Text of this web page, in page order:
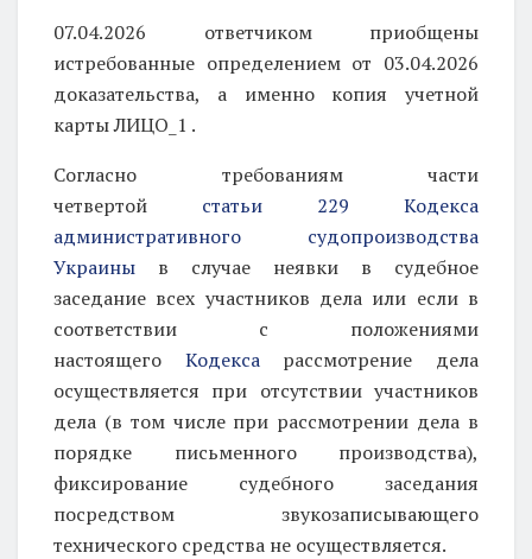
07.04.2026 ответчиком приобщены
истребованные определением от 03.04.2026
доказательства, а именно копия учетной
карты ЛИЦО_1 .
Согласно требованиям части
четвертой статьи 229 Кодекса
административного судопроизводства
Украины в случае неявки в судебное
заседание всех участников дела или если в
соответствии с положениями
настоящего Кодексарассмотрение дела
осуществляется при отсутствии участников
дела (в том числе при рассмотрении дела в
порядке письменного производства),
фиксирование судебного заседания
посредством звукозаписывающего
технического средства не осуществляется.